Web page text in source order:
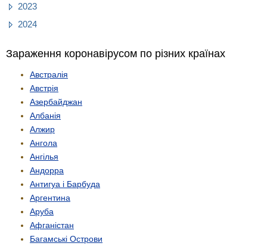
2023
2024
Зараження коронавірусом по різних країнах
Австралія
Австрія
Азербайджан
Албанія
Алжир
Ангола
Ангілья
Андорра
Антигуа і Барбуда
Аргентина
Аруба
Афганістан
Багамські Острови